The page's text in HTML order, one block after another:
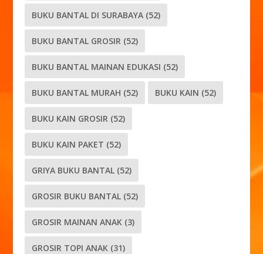
BUKU BANTAL DI SURABAYA (52)
BUKU BANTAL GROSIR (52)
BUKU BANTAL MAINAN EDUKASI (52)
BUKU BANTAL MURAH (52) BUKU KAIN (52)
BUKU KAIN GROSIR (52)
BUKU KAIN PAKET (52)
GRIYA BUKU BANTAL (52)
GROSIR BUKU BANTAL (52)
GROSIR MAINAN ANAK (3)
GROSIR TOPI ANAK (31)